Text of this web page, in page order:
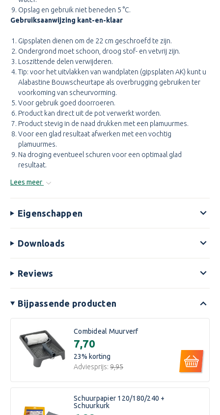
Opslag en gebruik niet beneden 5 °C.
Gebruiksaanwijzing kant-en-klaar
Gipsplaten dienen om de 22 cm geschroefd te zijn.
Ondergrond moet schoon, droog stof- en vetvrij zijn.
Loszittende delen verwijderen.
Tip: voor het uitvlakken van wandplaten (gipsplaten AK) kunt u
Alabastine Bouwscheurtape als overbrugging gebruiken ter
voorkoming van scheurvorming.
Voor gebruik goed doorroeren.
Product kan direct uit de pot verwerkt worden.
Product stevig in de naad drukken met een plamuurmes.
Voor een glad resultaat afwerken met een vochtig
plamuurmes.
Na droging eventueel schuren voor een optimaal glad
resultaat.
Gereedschappen en handen reinigen met warm water.
Opslag en gebruik niet beneden 5˚C.
Lees meer
Eigenschappen
Downloads
Reviews
Bijpassende producten
Combideal Muurverf
€7,70
23% korting
Adviesprijs: €9,95
Schuurpapier 120/180/240 +
Schuurkurk